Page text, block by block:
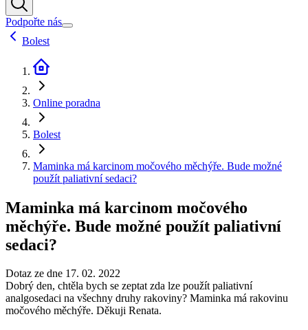
Podpořte nás
Bolest
Online poradna
Bolest
Maminka má karcinom močového měchýře. Bude možné
použít paliativní sedaci?
Maminka má karcinom močového
měchýře. Bude možné použít paliativní
sedaci?
Dotaz ze dne 17. 02. 2022
Dobrý den, chtěla bych se zeptat zda lze použít paliativní
analgosedaci na všechny druhy rakoviny? Maminka má rakovinu
močového měchýře. Děkuji Renata.